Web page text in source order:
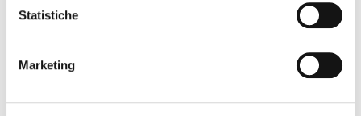
Statistiche
Marketing
aumentata
. Uno strumento innovativo che facilita
anche il lavoro dei Sales Assistant in negozio
grazie alla funzione di navigazione interattiva del
lookbook.